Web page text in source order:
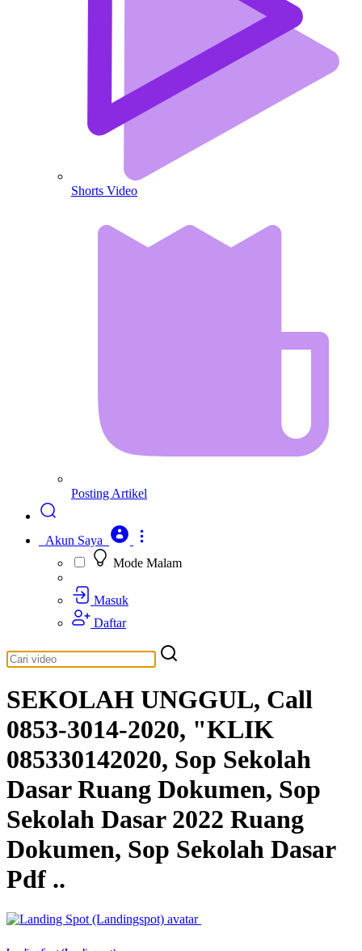
Shorts Video
Posting Artikel
Akun Saya
Mode Malam
Masuk
Daftar
SEKOLAH UNGGUL, Call
0853-3014-2020, "KLIK
085330142020, Sop Sekolah
Dasar Ruang Dokumen, Sop
Sekolah Dasar 2022 Ruang
Dokumen, Sop Sekolah Dasar
Pdf ..